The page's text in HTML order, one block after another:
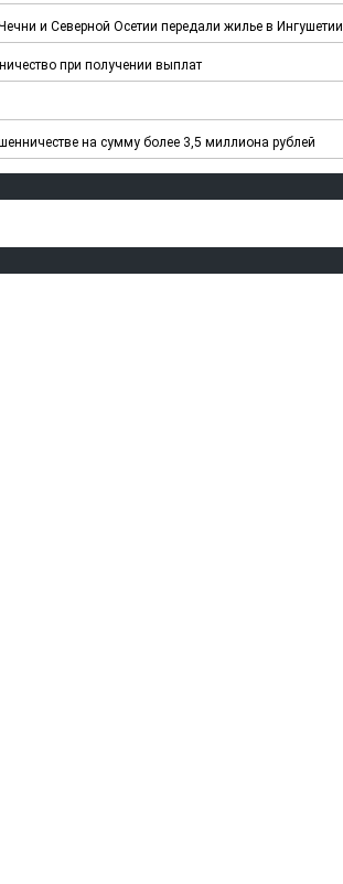
и Северной Осетии передали жилье в Ингушетии
при получении выплат
на сумму более 3,5 миллиона рублей